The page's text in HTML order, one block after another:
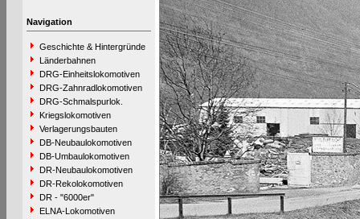
Navigation
Geschichte & Hintergründe
Länderbahnen
DRG-Einheitslokomotiven
DRG-Zahnradlokomotiven
DRG-Schmalspurlok.
Kriegslokomotiven
Verlagerungsbauten
DB-Neubaulokomotiven
DB-Umbaulokomotiven
DR-Neubaulokomotiven
DR-Rekolokomotiven
DR - "6000er"
ELNA-Lokomotiven